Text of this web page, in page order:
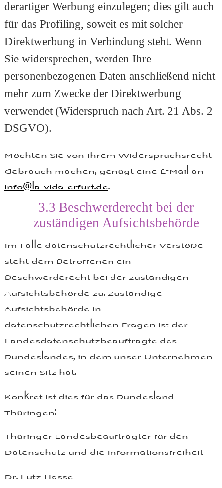
derartiger Werbung einzulegen; dies gilt auch
für das Profiling, soweit es mit solcher
Direktwerbung in Verbindung steht. Wenn
Sie widersprechen, werden Ihre
personenbezogenen Daten anschließend nicht
mehr zum Zwecke der Direktwerbung
verwendet (Widerspruch nach Art. 21 Abs. 2
DSGVO).
Möchten Sie von Ihrem Widerspruchsrecht
Gebrauch machen, genügt eine E-Mail an
info@la-vida-erfurt.de.
3.3Beschwerderecht bei der
zuständigen Aufsichtsbehörde
Im Falle datenschutzrechtlicher Verstöße
steht dem Betroffenen ein
Beschwerderecht bei der zuständigen
Aufsichtsbehörde zu. Zuständige
Aufsichtsbehörde in
datenschutzrechtlichen Fragen ist der
Landesdatenschutzbeauftragte des
Bundeslandes, in dem unser Unternehmen
seinen Sitz hat.
Konkret ist dies für das Bundesland
Thüringen:
Thüringer Landesbeauftragter für den
Datenschutz und die Informationsfreiheit
Dr. Lutz Hasse